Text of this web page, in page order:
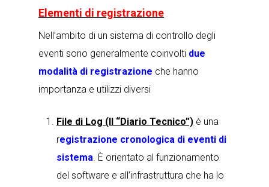
Elementi di registrazione
Nell’ambito di un sistema di controllo degli
eventi sono generalmente coinvolti due
modalità di registrazione che hanno
importanza e utilizzi diversi
File di Log (Il “Diario Tecnico”) è una
registrazione cronologica di eventi di
sistema. È orientato al funzionamento
del software e all’infrastruttura che ha lo